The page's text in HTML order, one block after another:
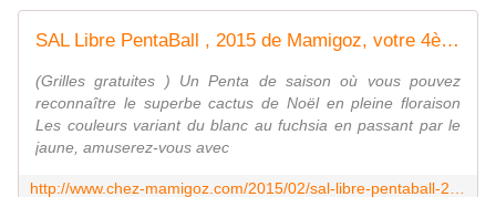
SAL Libre PentaBall , 2015 de Mamigoz, votre 4ème Penta - Chez Mamigoz
(Grilles gratuites ) Un Penta de saison où vous pouvez
reconnaître le superbe cactus de Noël en pleine floraison
Les couleurs variant du blanc au fuchsia en passant par le
jaune, amuserez-vous avec